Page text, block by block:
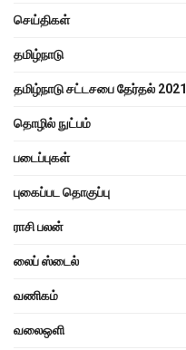
செய்திகள்
தமிழ்நாடு
தமிழ்நாடு சட்டசபை தேர்தல் 2021
தொழில் நுட்பம்
படைப்புகள்
புகைப்பட தொகுப்பு
ராசி பலன்
லைப் ஸ்டைல்
வணிகம்
வலைஒளி